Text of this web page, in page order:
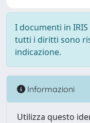
I documenti in
tutti i diritti sono
indicazione.
Informazioni
Utilizza questo